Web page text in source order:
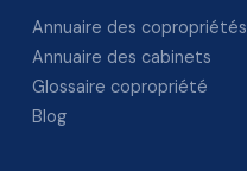
Annuaire des copropriétés
Annuaire des cabinets
Glossaire copropriété
Blog